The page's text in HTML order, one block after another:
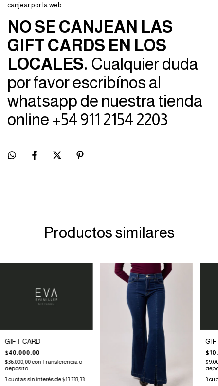
canjear por la web.
NO SE CANJEAN LAS
GIFT CARDS EN LOS
LOCALES. Cualquier duda
por favor escribínos al
whatsapp de nuestra tienda
online +54 911 2154 2203
Productos similares
GIFT CARD
$40.000,00
$36.000,00con Transferencia o
depósito
3cuotas sin interés de$13.333,33
3